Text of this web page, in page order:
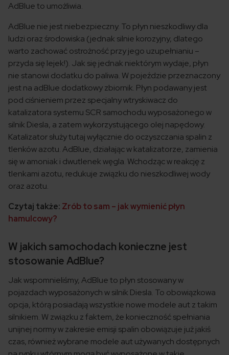
AdBlue to umożliwia.
AdBlue nie jest niebezpieczny. To płyn nieszkodliwy dla
ludzi oraz środowiska (jednak silnie korozyjny, dlatego
warto zachować ostrożność przy jego uzupełnianiu –
przyda się lejek!). Jak się jednak niektórym wydaje, płyn
nie stanowi dodatku do paliwa. W pojeździe przeznaczony
jest na adBlue dodatkowy zbiornik. Płyn podawany jest
pod ciśnieniem przez specjalny wtryskiwacz do
katalizatora systemu SCR samochodu wyposażonego w
silnik Diesla, a zatem wykorzystującego olej napędowy.
Katalizator służy tutaj wyłącznie do oczyszczania spalin z
tlenków azotu. AdBlue, działając w katalizatorze, zamienia
się w amoniak i dwutlenek węgla. Wchodząc w reakcję z
tlenkami azotu, redukuje związku do nieszkodliwej wody
oraz azotu.
Czytaj także: Zrób to sam – jak wymienić płyn
hamulcowy?
W jakich samochodach konieczne jest
stosowanie AdBlue?
Jak wspomnieliśmy, AdBlue to płyn stosowany w
pojazdach wyposażonych w silnik Diesla. To obowiązkowa
opcja, którą posiadają wszystkie nowe modele aut z takim
silnikiem. W związku z faktem, że konieczność spełniania
unijnej normy w zakresie emisji spalin obowiązuje już jakiś
czas, również wybrane modele aut używanych dostępnych